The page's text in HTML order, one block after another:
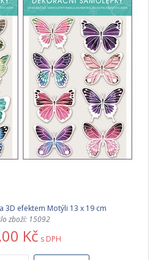
3D efektem Motýli 13 x 19 cm
zboží: 15092
Kč s DPH